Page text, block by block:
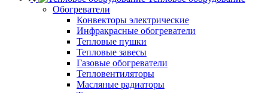
Обогреватели
Конвекторы электрические
Инфракрасные обогреватели
Тепловые пушки
Тепловые завесы
Газовые обогреватели
Тепловентиляторы
Масляные радиаторы